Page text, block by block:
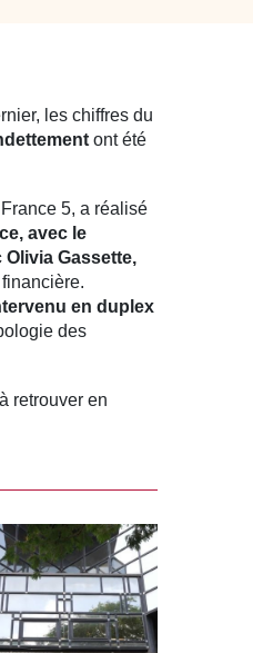
les chiffres du
ont été
5, a réalisé
avec le
Olivia Gassette,
en duplex
des
retrouver en